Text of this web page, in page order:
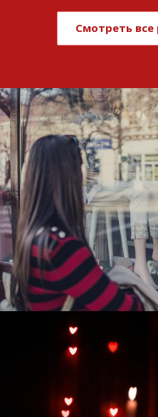
Смотреть
Развитие и
Смотреть